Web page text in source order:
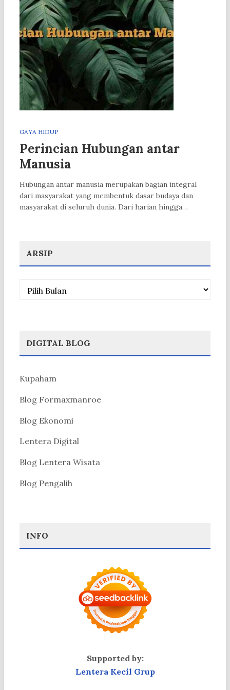
GAYA HIDUP
Perincian Hubungan antar
Manusia
Hubungan antar manusia merupakan bagian integral
dari masyarakat yang membentuk dasar budaya dan
masyarakat di seluruh dunia. Dari harian hingga…
ARSIP
Arsip
DIGITAL BLOG
Kupaham
Blog Formaxmanroe
Blog Ekonomi
Lentera Digital
Blog Lentera Wisata
Blog Pengalih
INFO
Supported by:
Lentera Kecil Grup